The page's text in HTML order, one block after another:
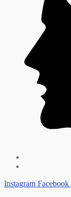
Instagram Facebook